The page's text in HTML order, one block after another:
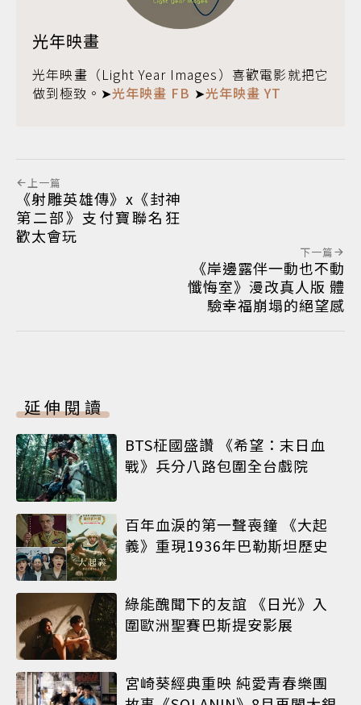
光年映畫
光年映畫（Light Year Images）喜歡電影就把它
做到極致。➤光年映畫 FB ➤光年映畫 YT
上一篇
《射雕英雄傳》x《封神
第二部》支付寶聯名狂
歡太會玩
下一篇
《岸邊露伴一動也不動
懺悔室》漫改真人版 體
驗幸福崩塌的絕望感
延伸閱讀
BTS柾國盛讚 《希望：末日血
戰》兵分八路包圍全台戲院
百年血淚的第一聲喪鐘 《大起
義》重現1936年巴勒斯坦歷史
綠能醜聞下的友誼 《日光》入
圍歐洲聖賽巴斯提安影展
宮崎葵經典重映 純愛青春樂團